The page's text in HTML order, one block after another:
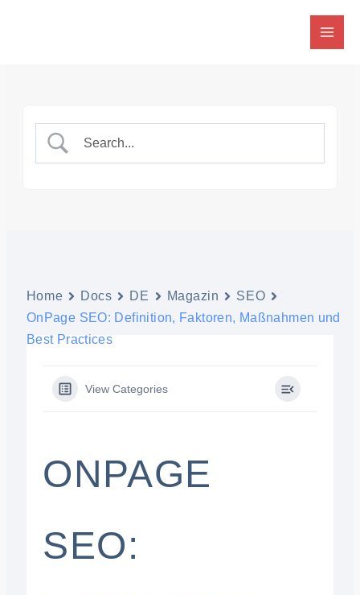
Home Docs DE Magazin
SEO
OnPage SEO: Definition, Faktoren, Maßnahmen und
Best Practices
View Categories
ONPAGE
SEO: